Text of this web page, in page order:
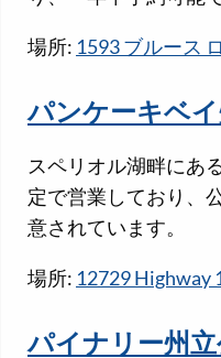
場所: 1593 ブルース
パンケーキベ
スペリオル湖畔にあ
定で営業しており、
意されています。
場所: 12729 Highway
パイナリー州